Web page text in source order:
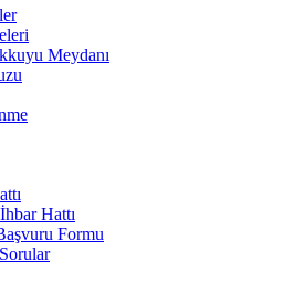
Meydanı
Hattı
Formu